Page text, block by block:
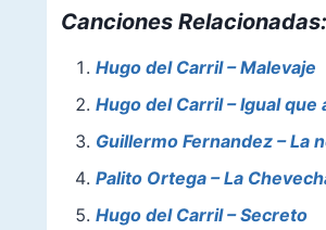
c
e
b
o
o
k
er
e
st
at
s
A
p
p
st
o
d
o
n
ai
Canciones Relacionadas:
Hugo del Carril – Malevaje
Hugo del Carril – Igual que
Guillermo Fernandez – La
Palito Ortega – La
Hugo del Carril – Secreto